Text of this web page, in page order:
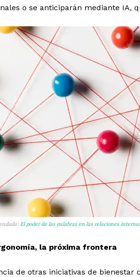
o se anticiparán mediante IA,
El poder de las palabras en las relaciones
la próxima frontera
de otras iniciativas de bienestar